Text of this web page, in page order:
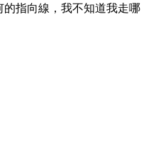
指向線，我不知道我走哪